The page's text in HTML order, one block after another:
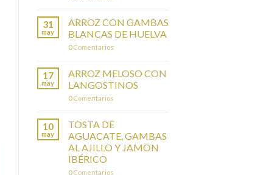
31
may
ARROZ CON GAMBAS
BLANCAS DE HUELVA
0Comentarios
17
may
ARROZ MELOSO CON
LANGOSTINOS
0Comentarios
10
may
TOSTA DE
AGUACATE, GAMBAS
AL AJILLO Y JAMON
IBÉRICO
0Comentarios